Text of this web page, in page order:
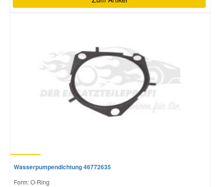
Wasserpumpendichtung 46772635
Form: O-Ring